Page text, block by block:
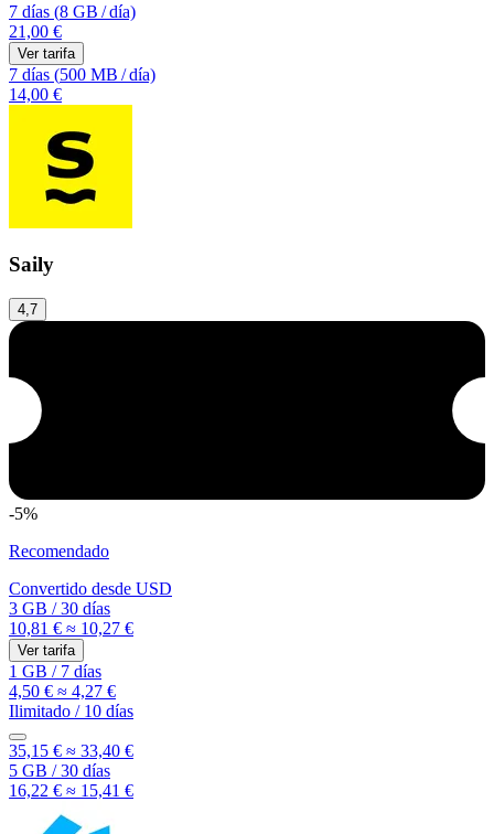
7 días (8 GB /día)
21,00 €
Ver tarifa
7 días (500 MB /día)
14,00 €
Saily
4,7
-5%
Recomendado
Convertido desde USD
3 GB /30 días
10,81 € ≈ 10,27 €
Ver tarifa
1 GB /7 días
4,50 € ≈ 4,27 €
Ilimitado /10 días
35,15 € ≈ 33,40 €
5 GB /30 días
16,22 € ≈ 15,41 €